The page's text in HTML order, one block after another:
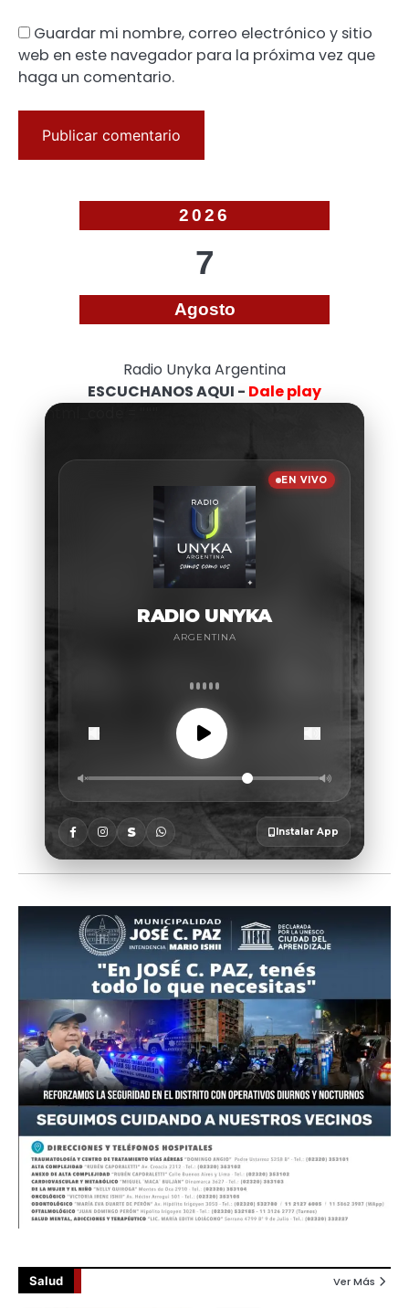
Guardar mi nombre, correo electrónico y sitio
web en este navegador para la próxima vez que
haga un comentario.
2026
7
Agosto
Radio Unyka Argentina
ESCUCHANOS AQUI - Dale play
Salud Ver Más